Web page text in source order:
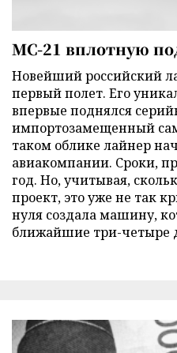
МС-21 вплотную
Новейший российский
первый полет. Его
впервые поднялся
импортозамещенный
таком облике лайнер
авиакомпании. Сроки,
год. Но, учитывая,
проект, это уже не так
нуля создала машину,
ближайшие три-четыре